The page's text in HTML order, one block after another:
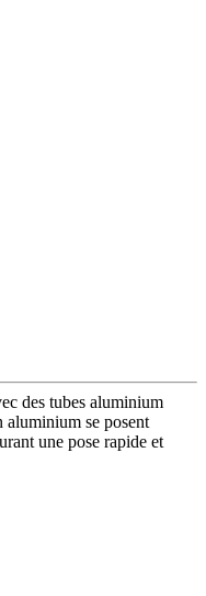
des tubes aluminium
aluminium se posent
une pose rapide et